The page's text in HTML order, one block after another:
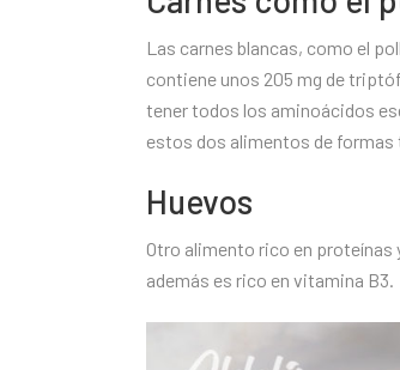
Las carnes blancas, como el
contiene unos 205 mg de
tener todos los aminoácidos
estos dos alimentos de
Huevos
Otro alimento rico en proteínas
además es rico en vitamina B3.